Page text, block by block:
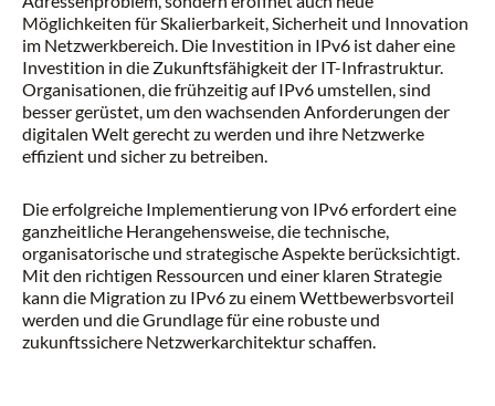
Möglichkeiten für Skalierbarkeit, Sicherheit und Innovation
im Netzwerkbereich. Die Investition in IPv6 ist daher eine
Investition in die Zukunftsfähigkeit der IT-Infrastruktur.
Organisationen, die frühzeitig auf IPv6 umstellen, sind
besser gerüstet, um den wachsenden Anforderungen der
digitalen Welt gerecht zu werden und ihre Netzwerke
effizient und sicher zu betreiben.
Die erfolgreiche Implementierung von IPv6 erfordert eine
ganzheitliche Herangehensweise, die technische,
organisatorische und strategische Aspekte berücksichtigt.
Mit den richtigen Ressourcen und einer klaren Strategie
kann die Migration zu IPv6 zu einem Wettbewerbsvorteil
werden und die Grundlage für eine robuste und
zukunftssichere Netzwerkarchitektur schaffen.